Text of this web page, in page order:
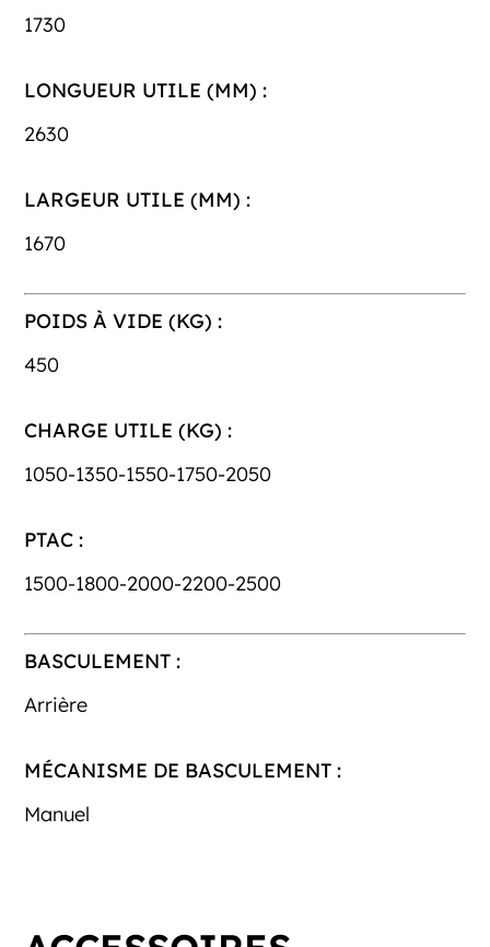
1730
LONGUEUR UTILE (MM) :
2630
LARGEUR UTILE (MM) :
1670
POIDS À VIDE (KG) :
450
CHARGE UTILE (KG) :
1050-1350-1550-1750-2050
PTAC :
1500-1800-2000-2200-2500
BASCULEMENT :
Arrière
MÉCANISME DE BASCULEMENT :
Manuel